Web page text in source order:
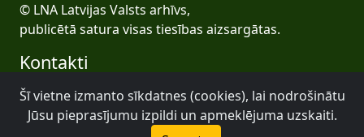
© LNA Latvijas Valsts arhīvs,
publicētā satura visas tiesības aizsargātas.
Kontakti
E-pasts: lva@arhivi.gov.lv
Tālrunis: +371 20027447
Bezdelīgu 1A, Rīga
Šī vietne izmanto sīkdatnes (cookies), lai nodrošinātu
Jūsu pieprasījumu izpildi un apmeklējuma uzskaiti.